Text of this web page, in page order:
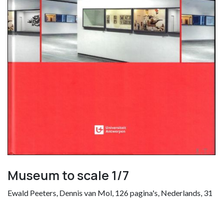
Museum to scale 1/7
Ewald Peeters, Dennis van Mol, 126 pagina's, Nederlands, 31